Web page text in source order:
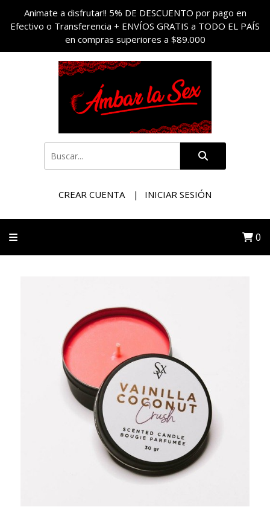
Animate a disfrutar!! 5% DE DESCUENTO por pago en
Efectivo o Transferencia + ENVÍOS GRATIS a TODO EL PAÍS
en compras superiores a $89.000
CREAR CUENTA INICIAR SESIÓN
0